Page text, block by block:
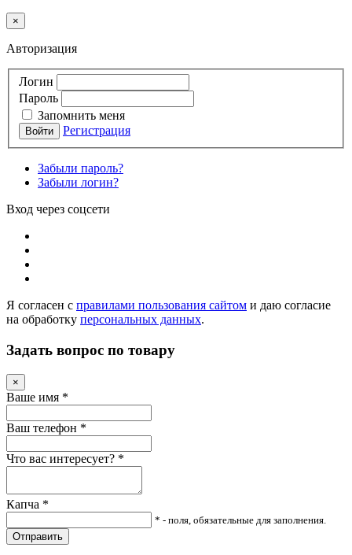
×
Авторизация
Логин
Пароль
Запомнить меня
Регистрация
Забыли пароль?
Забыли логин?
Вход через соцсети
Я согласен с правилами пользования сайтом и даю согласие
на обработку персональных данных.
Задать вопрос по товару
×
Ваше имя *
Ваш телефон *
Что вас интересует? *
Капча *
* - поля, обязательные для заполнения.
Отправить